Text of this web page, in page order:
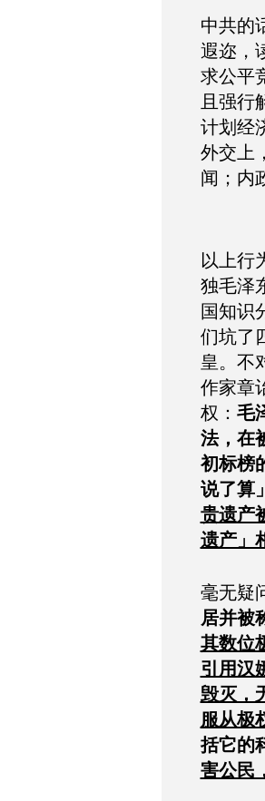
中共的
遐迩，
求公平
且强行
计划经
外交上
闻；内
以上行
独毛泽
国知识
们坑了
皇。不
作家章
权： 毛
法，在
初标榜
说了算
贵遗产
遗产」
毫无疑
居并被
其数位
引用汉
毁灭，
服从极
括它的
害公民